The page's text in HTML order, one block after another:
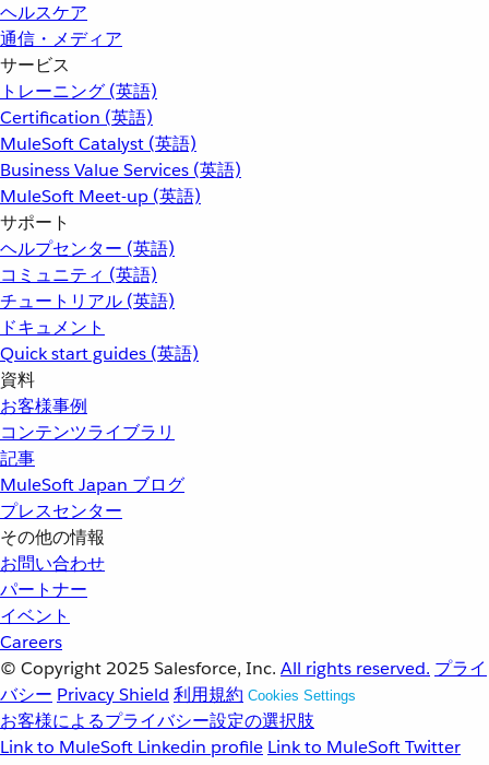
ヘルスケア
通信・メディア
サービス
トレーニング (英語)
Certification (英語)
MuleSoft Catalyst (英語)
Business Value Services (英語)
MuleSoft Meet-up (英語)
サポート
ヘルプセンター (英語)
コミュニティ (英語)
チュートリアル (英語)
ドキュメント
Quick start guides (英語)
資料
お客様事例
コンテンツライブラリ
記事
MuleSoft Japan ブログ
プレスセンター
その他の情報
お問い合わせ
パートナー
イベント
Careers
© Copyright 2025 Salesforce, Inc. All rights reserved. プライ
バシー Privacy Shield 利用規約 Cookies Settings
お客様によるプライバシー設定の選択肢
Link to MuleSoft Linkedin profile Link to MuleSoft Twitter